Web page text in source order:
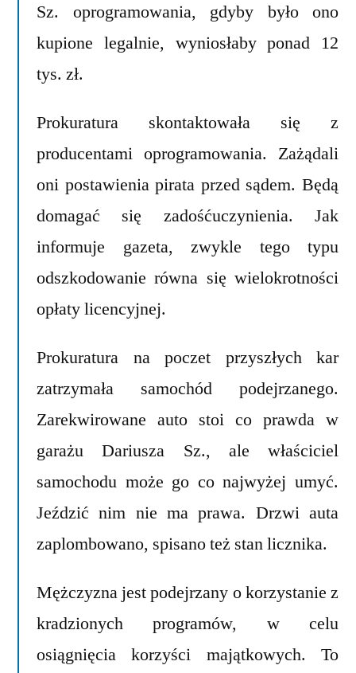
Sz. oprogramowania, gdyby było ono
kupione legalnie, wyniosłaby ponad 12
tys. zł.
Prokuratura skontaktowała się z
producentami oprogramowania. Zażądali
oni postawienia pirata przed sądem. Będą
domagać się zadośćuczynienia. Jak
informuje gazeta, zwykle tego typu
odszkodowanie równa się wielokrotności
opłaty licencyjnej.
Prokuratura na poczet przyszłych kar
zatrzymała samochód podejrzanego.
Zarekwirowane auto stoi co prawda w
garażu Dariusza Sz., ale właściciel
samochodu może go co najwyżej umyć.
Jeździć nim nie ma prawa. Drzwi auta
zaplombowano, spisano też stan licznika.
Mężczyzna jest podejrzany o korzystanie z
kradzionych programów, w celu
osiągnięcia korzyści majątkowych. To